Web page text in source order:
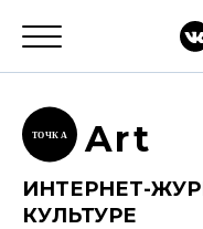
ТОЧК А Art
ИНТЕРНЕТ-
КУЛЬТУРЕ